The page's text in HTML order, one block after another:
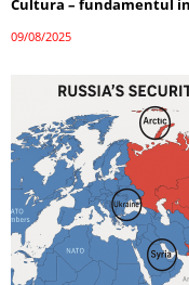
Cultura – fundamentul
09/08/2025